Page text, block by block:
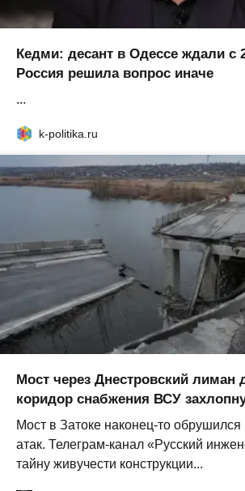
Кедми: десант в Одессе ждали с
Россия решила вопрос иначе
...
k-politika.ru
Мост через Днестровский лиман
коридор снабжения ВСУ
Мост в Затоке наконец-то обрушился
атак. Телеграм-канал «Русский
тайну живучести конструкции...